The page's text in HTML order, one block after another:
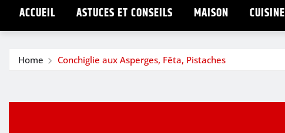
ACCUEIL ASTUCES ET CONSEILS MAISON CUISINE
Home Conchiglie aux Asperges, Fêta, Pistaches